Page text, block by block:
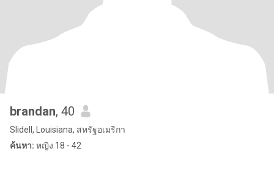
brandan, 40
Slidell, Louisiana, สหรัฐอเมริกา
ค้นหา: หญิง 18 - 42